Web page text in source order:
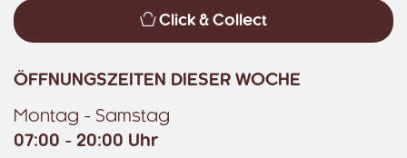
Click & Collect
ÖFFNUNGSZEITEN DIESER WOCHE
Montag - Samstag
07:00 - 20:00 Uhr